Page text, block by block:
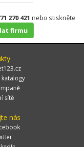
270 421 nebo stiskněte
firmu
katalogy
sítě
nás